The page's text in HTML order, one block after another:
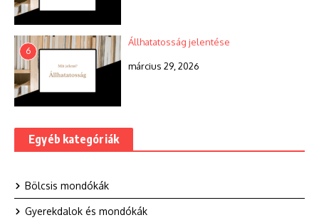
6
Állhatatosság jelentése
március 29, 2026
Egyéb kategóriák
Bölcsis mondókák
Gyerekdalok és mondókák